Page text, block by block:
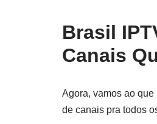
Brasil
Canais
Agora, vamos ao que
de canais pra todos